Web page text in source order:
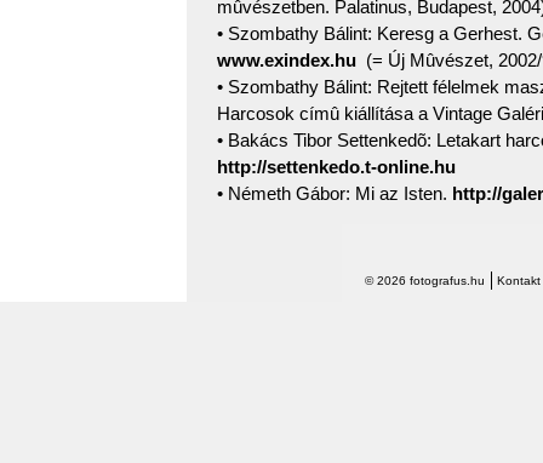
mûvészetben. Palatinus, Budapest,
• Szombathy Bálint: Keresg a Gerhest.
www.exindex.hu (= Új Mûvészet,
• Szombathy Bálint: Rejtett félelmek
Harcosok címû kiállítása a Vintage
• Bakács Tibor Settenkedõ: Letakart
http://settenkedo.t-online.hu
• Németh Gábor: Mi az Isten. http://
© 2026 fotografus.hu Kontakt